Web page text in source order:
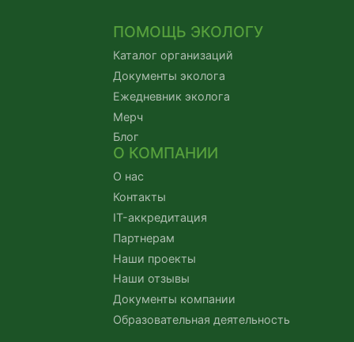
ПОМОЩЬ ЭКОЛОГУ
Каталог организаций
Документы эколога
Ежедневник эколога
Мерч
Блог
О КОМПАНИИ
О нас
Контакты
IT-аккредитация
Партнерам
Наши проекты
Наши отзывы
Документы компании
Образовательная деятельность